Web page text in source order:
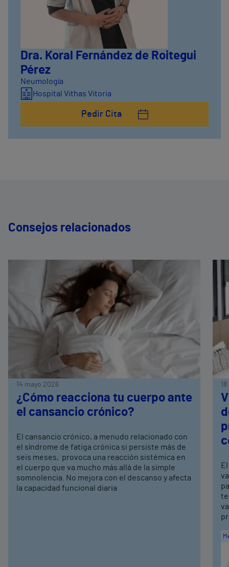
Dra. Koral Fernández de Roitegui
Pérez
Neumología
Hospital Vithas Vitoria
Pedir Cita
Consejos relacionados
14 mayo 2026
¿Cómo reacciona tu cuerpo ante
el cansancio crónico?
El cansancio crónico, a menudo relacionado con
el síndrome de fatiga crónica si persiste más de
seis meses, provoca una reacción sistémica en
el cuerpo que va mucho más allá de la simple
somnolencia. No mejora con el descanso y afecta
la capacidad funcional diaria